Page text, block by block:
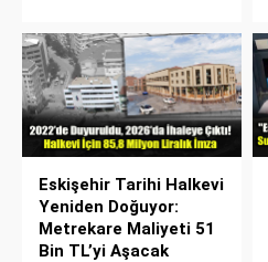
Eskişehir Tarihi Halkevi
Yeniden Doğuyor:
Metrekare Maliyeti 51
Bin TL’yi Aşacak